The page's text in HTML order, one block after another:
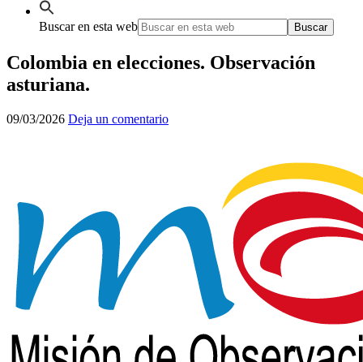
Buscar en esta web
Colombia en elecciones. Observación
asturiana.
09/03/2026 Deja un comentario